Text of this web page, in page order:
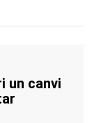
un canvi